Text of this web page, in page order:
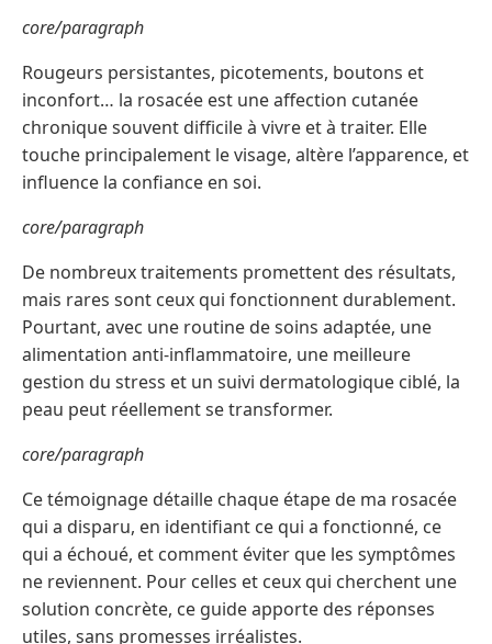
core/paragraph
Rougeurs persistantes, picotements, boutons et
inconfort… la rosacée est une affection cutanée
chronique souvent difficile à vivre et à traiter. Elle
touche principalement le visage, altère l’apparence, et
influence la confiance en soi.
core/paragraph
De nombreux traitements promettent des résultats,
mais rares sont ceux qui fonctionnent durablement.
Pourtant, avec une routine de soins adaptée, une
alimentation anti-inflammatoire, une meilleure
gestion du stress et un suivi dermatologique ciblé, la
peau peut réellement se transformer.
core/paragraph
Ce témoignage détaille chaque étape de ma rosacée
qui a disparu, en identifiant ce qui a fonctionné, ce
qui a échoué, et comment éviter que les symptômes
ne reviennent. Pour celles et ceux qui cherchent une
solution concrète, ce guide apporte des réponses
utiles, sans promesses irréalistes.